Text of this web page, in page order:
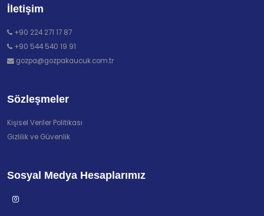
İletişim
+90 224 271 17 87
+90 544 540 19 91
gozpa@gozpakaucuk.com.tr
Sözleşmeler
Kişisel Veriler Politikası
Gizlilik ve Güvenlik
Sosyal Medya Hesaplarımız